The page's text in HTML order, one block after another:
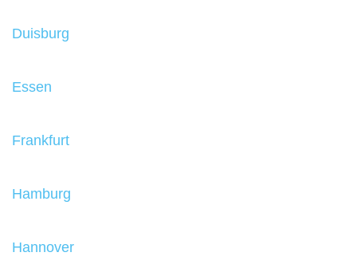
Duisburg
Essen
Frankfurt
Hamburg
Hannover